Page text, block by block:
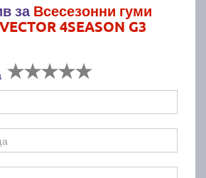
заВсесезонни гуми
4SEASON G3